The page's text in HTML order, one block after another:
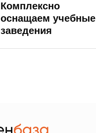
Комплексно
оснащаем учебные
заведения